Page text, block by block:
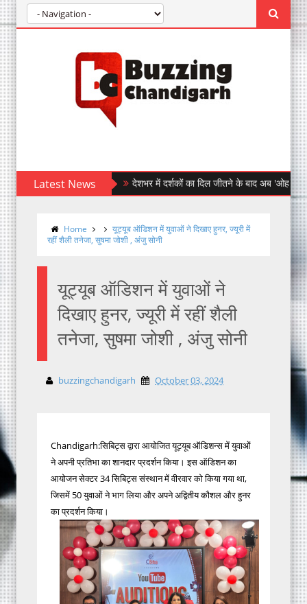
Latest News देशभर में दर्शकों का दिल जीतने के बाद अब 'ओह माय डॉग'
After Winning Hearts Across India, Ohh My
Home
यूट्यूब ऑडिशन में युवाओं ने दिखाए हुनर, ज्यूरी में
रहीं शैली तनेजा, सुषमा जोशी , अंजु सोनी
यूट्यूब ऑडिशन में युवाओं ने
दिखाए हुनर, ज्यूरी में रहीं शैली
तनेजा, सुषमा जोशी , अंजु सोनी
buzzingchandigarh October 03, 2024
Chandigarh:सिबिट्स द्वारा आयोजित यूट्यूब ऑडिशन्स में युवाओं
ने अपनी प्रतिभा का शानदार प्रदर्शन किया। इस ऑडिशन का
आयोजन सेक्टर 34 सिबिट्स संस्थान में वीरवार को किया गया था,
जिसमें 50 युवाओं ने भाग लिया और अपने अद्वितीय कौशल और हुनर
का प्रदर्शन किया।